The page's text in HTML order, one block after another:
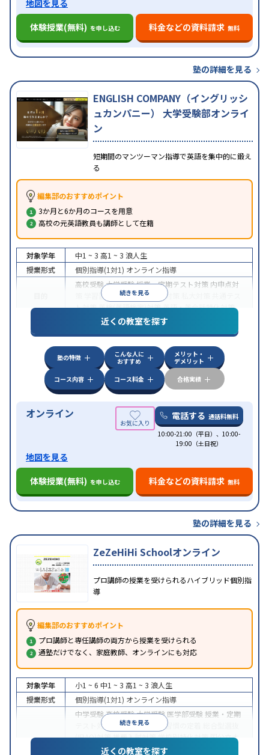
地図を見る
体験授業(無料) を申し込む 料金などの資料請求 無料
塾の詳細を見る
ENGLISH COMPANY（イングリッシ
ュカンパニー） 大学受験部オンライ
ン
短期間のマンツーマン指導で英語を集中的に鍛え
る
編集部のおすすめポイント
3か月と6か月のコースを用意
高校の元英語教員も講師として在籍
続きを見る
対象学年 中1 ~ 3 高1 ~ 3 浪人生
授業形式
個別指導(1対1) オンライン指導
高校受験大学受験授業・定期テスト対策 内申点対
学習習慣の定着国公立大対策
ト対策英検(英語検定)対策英語・英会話特化対策
特徴
中高一貫校生に対応授業の振替可能
学習にPC・タブレットを利用オンライン対応1
科目から受講可能
近くの教室を探す
塾の特徴
こんな人に
おすすめ
メリット・
デメリット
コース内容
コース料金 合格実績
オンライン 電話する 通話料無料
10:00-21:00（平日）、10:00-
19:00（土日祝）
地図を見る
体験授業(無料) を申し込む 料金などの資料請求 無料
塾の詳細を見る
ZeZeHiHi Schoolオンライン
プロ講師の授業を受けられるハイブリッド個別指
導
編集部のおすすめポイント
プロ講師と専任講師の両方から授業を受けられる
通塾だけでなく、家庭教師、オンラインにも対応
続きを見る
対象学年 小1 ~ 6 中1 ~ 3 高1 ~ 3 浪人生
授業形式
個別指導(1対1) オンライン指導
中学受験高校受験大学受験 医学部受験 授業・定期
テスト対策
内申点対策 学習習慣の定着
(旧AO)対策推薦入試対策学校別特化対策国公立大
私大対策共通テスト対策
近くの教室を探す